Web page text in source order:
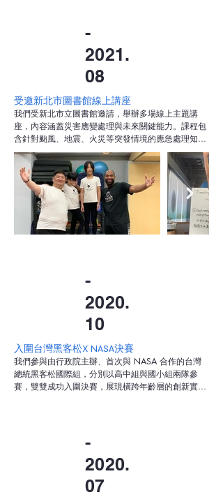
-
2021.
08
受邀新北市圖書館線上講座
我們受新北市立圖書館邀請，舉辦多場線上主題講
座，內容涵蓋災害應變處理與未來關鍵能力。課程包
含針對颱風、地震、火災等突發情境的應急處理知
識，並結合跑酷技術進行實用身體反應與逃生技巧的
分享。
此外，我們也舉辦「為未來做好準備」專題講座，帶
領觀眾思考在變動時代中，應具備的觀察力、行動力
與決策能力，鼓勵跨領域學習與自主成長。整體活動
吸引眾多親子與教育工作者參與，反響熱烈，成功將
公共圖書館空間延伸為多元學習平台。
-
2020.
10
入圍台灣黑客松X NASA決賽
我們參與由行政院主辦、首次與 NASA 合作的台灣
總統黑客松國際組，分別以高中組與國小組兩隊參
賽，雙雙成功入圍決賽，展現橫跨年齡層的創新實
養、科技應用與公共參與的實踐經驗。
-
2020.
07